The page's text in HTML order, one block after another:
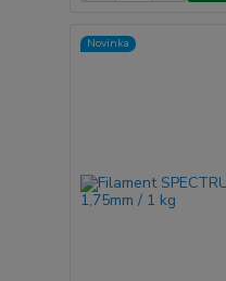
Novinka